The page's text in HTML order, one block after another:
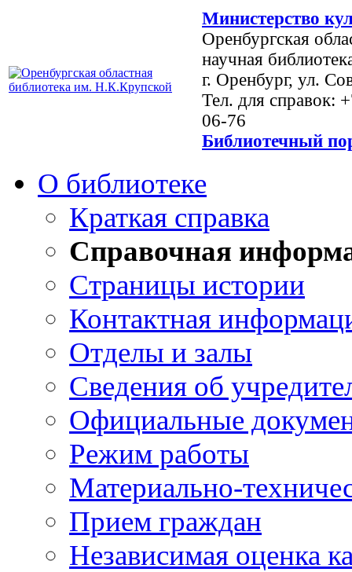
Министерство
Оренбургская
научная
г. Оренбург, ул.
Тел. для справок:
06-76
Библиотечный
О библиотеке
Краткая справка
Справочная
Страницы истории
Контактная
Отделы и залы
Сведения об
Официальные
Режим работы
Материально-
Прием граждан
Независимая оценка